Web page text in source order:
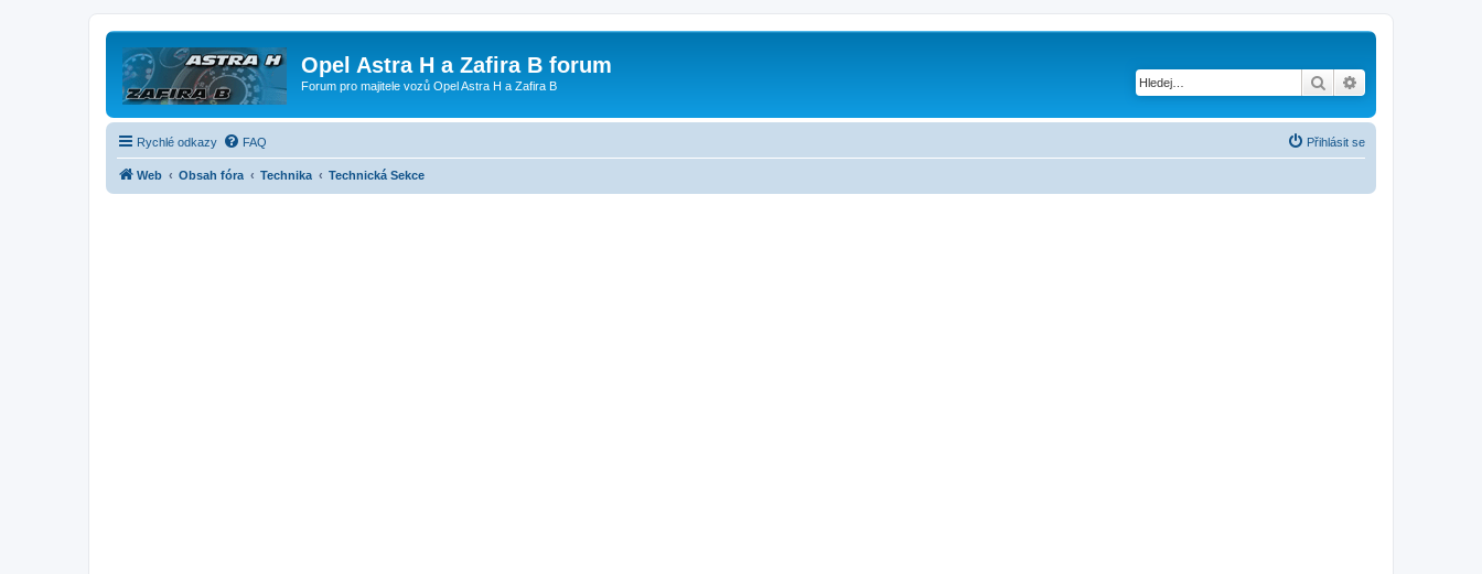
Opel Astra H a Zafira B forum
Forum pro majitele vozů Opel Astra H a Zafira B Hledat
Rychlé odkazy FAQ Přihlásit se
Web Obsah fóra Technika Technická Sekce